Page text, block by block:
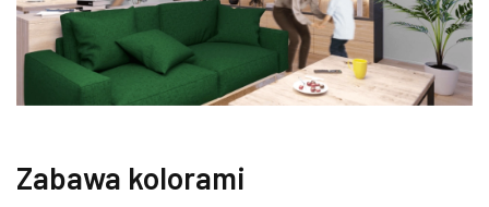
Zabawa kolorami